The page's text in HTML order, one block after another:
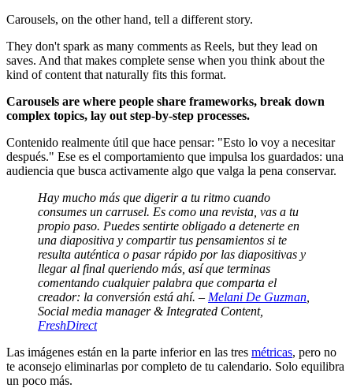
Carousels, on the other hand, tell a different story.
They don't spark as many comments as Reels, but they lead on
saves. And that makes complete sense when you think about the
kind of content that naturally fits this format.
Carousels are where people share frameworks, break down
complex topics, lay out step-by-step processes.
Contenido realmente útil que hace pensar: "Esto lo voy a necesitar
después." Ese es el comportamiento que impulsa los guardados: una
audiencia que busca activamente algo que valga la pena conservar.
Hay mucho más que digerir a tu ritmo cuando
consumes un carrusel. Es como una revista, vas a tu
propio paso. Puedes sentirte obligado a detenerte en
una diapositiva y compartir tus pensamientos si te
resulta auténtica o pasar rápido por las diapositivas y
llegar al final queriendo más, así que terminas
comentando cualquier palabra que comparta el
creador: la conversión está ahí. – Melani De Guzman
Social media manager & Integrated Content,
FreshDirect
Las imágenes están en la parte inferior en las tres métricas, pero no
te aconsejo eliminarlas por completo de tu calendario. Solo equilibra
un poco más.